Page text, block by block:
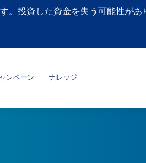
。投資した資金を失う可能性があ
ンペーン ナレッジ